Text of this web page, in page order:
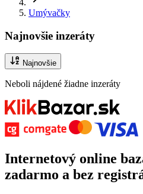
Umývačky
Najnovšie inzeráty
Najnovšie
Neboli nájdené žiadne inzeráty
Internetový online
zadarmo a bez